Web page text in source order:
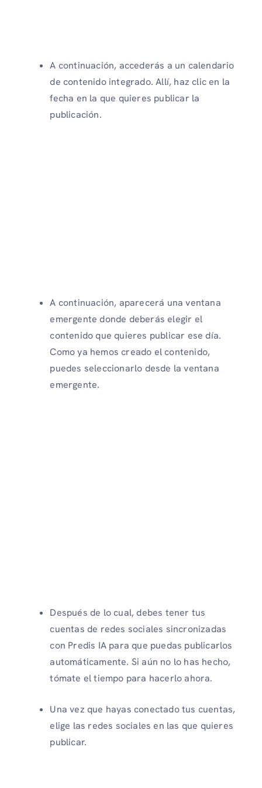
A continuación, accederás a un calendario
de contenido integrado. Allí, haz clic en la
fecha en la que quieres publicar la
publicación.
A continuación, aparecerá una ventana
emergente donde deberás elegir el
contenido que quieres publicar ese día.
Como ya hemos creado el contenido,
puedes seleccionarlo desde la ventana
emergente.
Después de lo cual, debes tener tus
cuentas de redes sociales sincronizadas
con Predis IA para que puedas publicarlos
automáticamente. Si aún no lo has hecho,
tómate el tiempo para hacerlo ahora.
Una vez que hayas conectado tus cuentas,
elige las redes sociales en las que quieres
publicar.